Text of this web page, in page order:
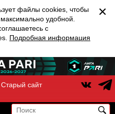
×
файлы cookies, чтобы
удобной.
с
Подробная информация
Старый сайт